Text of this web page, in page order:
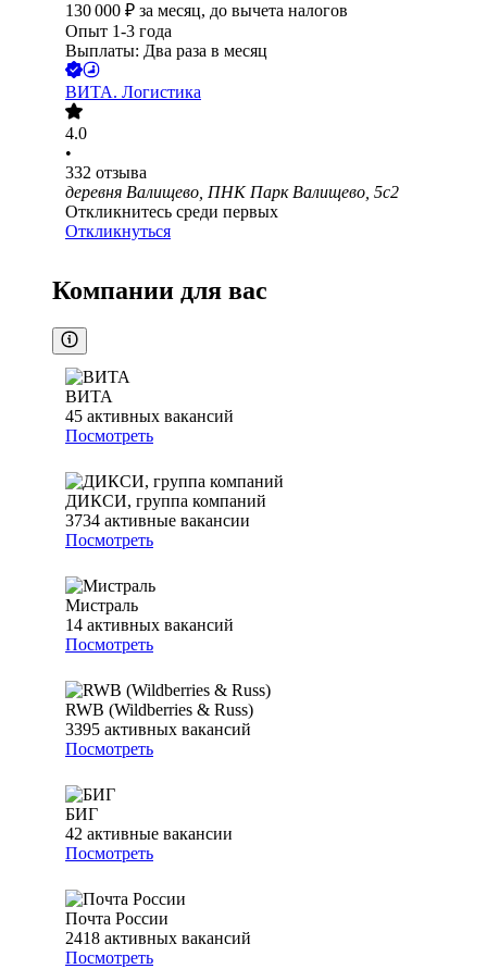
130 000 ₽ за месяц, до вычета налогов
Опыт 1-3 года
Выплаты: Два раза в месяц
ВИТА. Логистика
4.0
•
332 отзыва
деревня Валищево, ПНК Парк Валищево, 5с2
Откликнитесь среди первых
Откликнуться
Компании для вас
ВИТА
45 активных вакансий
Посмотреть
ДИКСИ, группа компаний
3734 активные вакансии
Посмотреть
Мистраль
14 активных вакансий
Посмотреть
RWB (Wildberries & Russ)
3395 активных вакансий
Посмотреть
БИГ
42 активные вакансии
Посмотреть
Почта России
2418 активных вакансий
Посмотреть